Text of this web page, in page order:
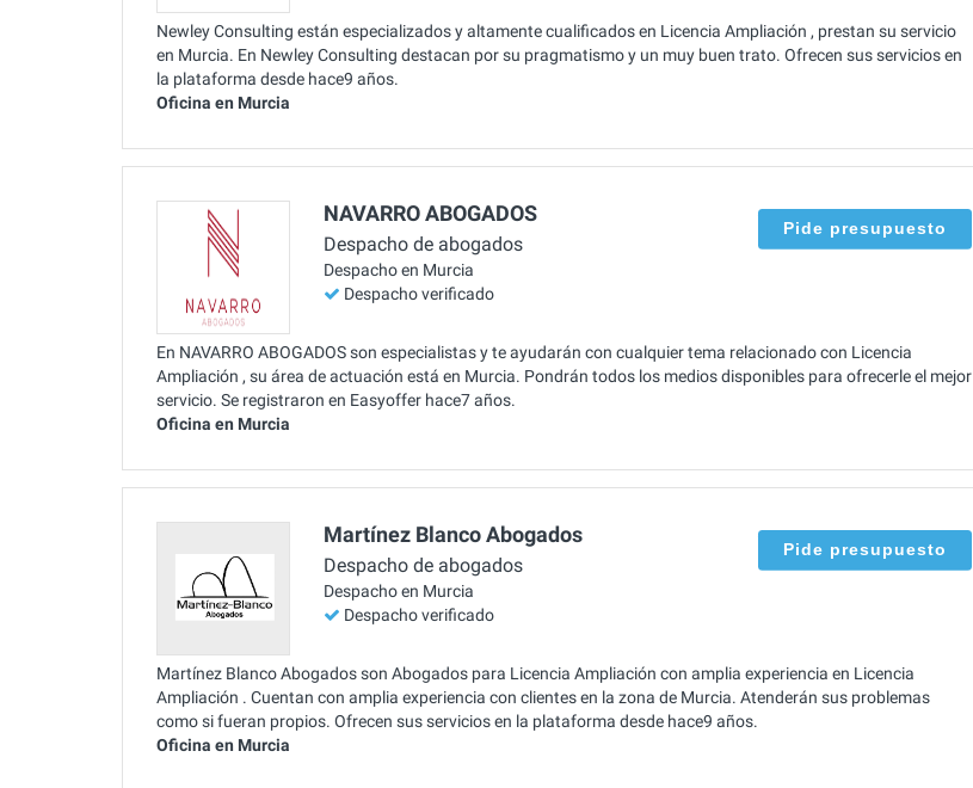
Newley Consulting están especializados y altamente cualificados en Licencia Ampliación , prestan su servicio
en Murcia. En Newley Consulting destacan por su pragmatismo y un muy buen trato. Ofrecen sus servicios en
la plataforma desde hace9 años.
Oficina en Murcia
NAVARRO ABOGADOS
Despacho de abogados
Despacho en Murcia
Despacho verificado
Pide presupuesto
En NAVARRO ABOGADOS son especialistas y te ayudarán con cualquier tema relacionado con Licencia
Ampliación , su área de actuación está en Murcia. Pondrán todos los medios disponibles para ofrecerle el mejor
servicio. Se registraron en Easyoffer hace7 años.
Oficina en Murcia
Martínez Blanco Abogados
Despacho de abogados
Despacho en Murcia
Despacho verificado
Pide presupuesto
Martínez Blanco Abogados son Abogados para Licencia Ampliación con amplia experiencia en Licencia
Ampliación . Cuentan con amplia experiencia con clientes en la zona de Murcia. Atenderán sus problemas
como si fueran propios. Ofrecen sus servicios en la plataforma desde hace9 años.
Oficina en Murcia